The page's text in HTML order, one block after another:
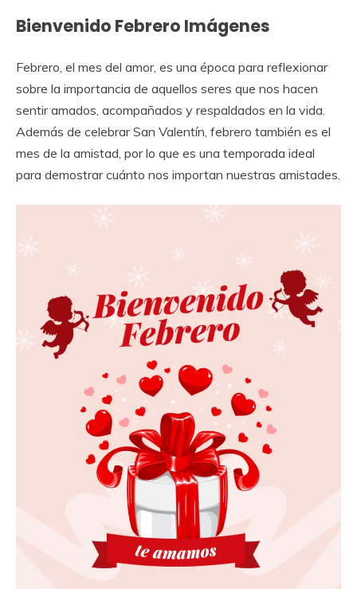
Bienvenido Febrero Imágenes
Febrero, el mes del amor, es una época para reflexionar
sobre la importancia de aquellos seres que nos hacen
sentir amados, acompañados y respaldados en la vida.
Además de celebrar San Valentín, febrero también es el
mes de la amistad, por lo que es una temporada ideal
para demostrar cuánto nos importan nuestras amistades.